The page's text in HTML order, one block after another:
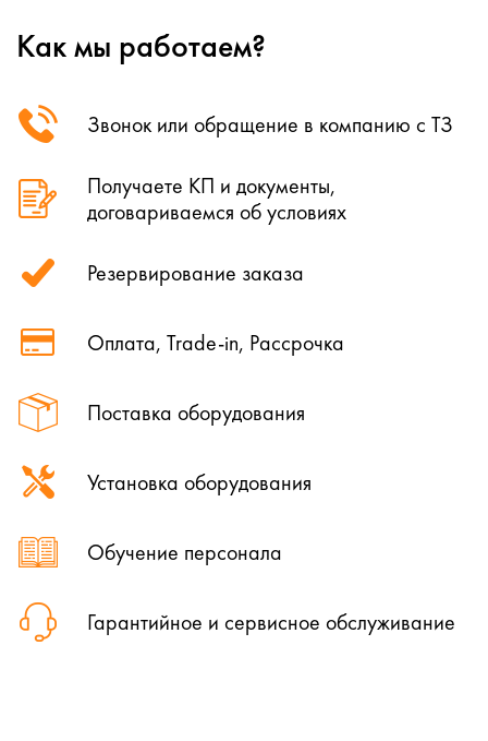
Как мы работаем?
Звонок или обращение в компанию с ТЗ
Поставка оборудования
Получаете КП и документы,
договариваемся об условиях
Установка оборудования
Резервирование заказа
Обучение персонала
Оплата, Trade-in, Рассрочка
Гарантийное и сервисное обслуживание